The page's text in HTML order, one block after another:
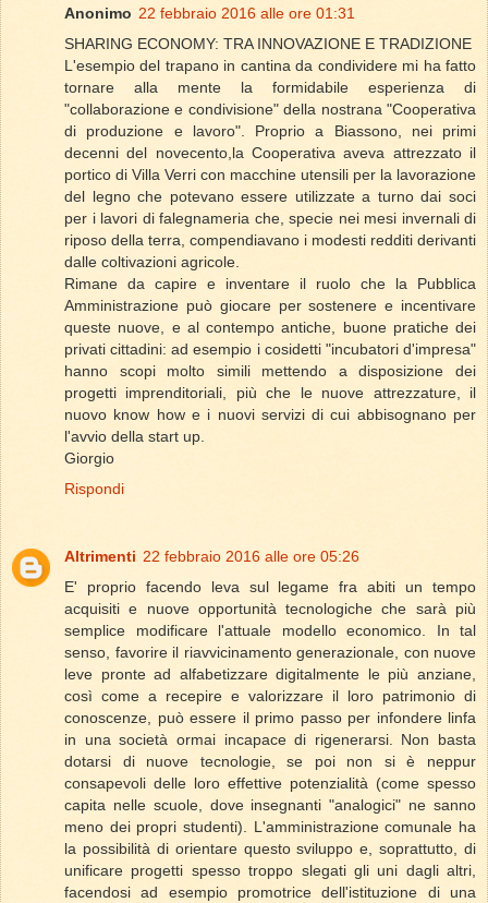
Anonimo 22 febbraio 2016 alle ore 01:31
SHARING ECONOMY: TRA INNOVAZIONE E TRADIZIONE
L'esempio del trapano in cantina da condividere mi ha fatto
tornare alla mente la formidabile esperienza di
"collaborazione e condivisione" della nostrana "Cooperativa
di produzione e lavoro". Proprio a Biassono, nei primi
decenni del novecento,la Cooperativa aveva attrezzato il
portico di Villa Verri con macchine utensili per la lavorazione
del legno che potevano essere utilizzate a turno dai soci
per i lavori di falegnameria che, specie nei mesi invernali di
riposo della terra, compendiavano i modesti redditi derivanti
dalle coltivazioni agricole.
Rimane da capire e inventare il ruolo che la Pubblica
Amministrazione può giocare per sostenere e incentivare
queste nuove, e al contempo antiche, buone pratiche dei
privati cittadini: ad esempio i cosidetti "incubatori d'impresa"
hanno scopi molto simili mettendo a disposizione dei
progetti imprenditoriali, più che le nuove attrezzature, il
nuovo know how e i nuovi servizi di cui abbisognano per
l'avvio della start up.
Giorgio
Rispondi
Altrimenti 22 febbraio 2016 alle ore 05:26
E' proprio facendo leva sul legame fra abiti un tempo
acquisiti e nuove opportunità tecnologiche che sarà più
semplice modificare l'attuale modello economico. In tal
senso, favorire il riavvicinamento generazionale, con nuove
leve pronte ad alfabetizzare digitalmente le più anziane,
così come a recepire e valorizzare il loro patrimonio di
conoscenze, può essere il primo passo per infondere linfa
in una società ormai incapace di rigenerarsi. Non basta
dotarsi di nuove tecnologie, se poi non si è neppur
consapevoli delle loro effettive potenzialità (come spesso
capita nelle scuole, dove insegnanti "analogici" ne sanno
meno dei propri studenti). L'amministrazione comunale ha
la possibilità di orientare questo sviluppo e, soprattutto, di
unificare progetti spesso troppo slegati gli uni dagli altri,
facendosi ad esempio promotrice dell'istituzione di una